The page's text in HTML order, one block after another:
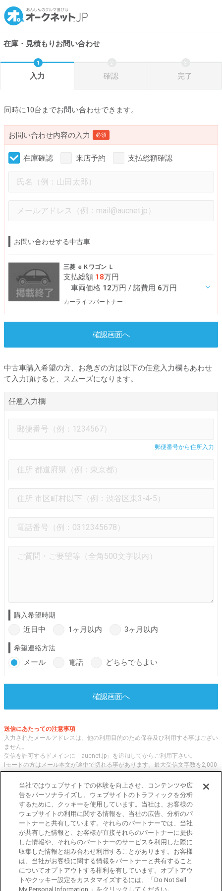
在庫・見積もりお問い合わせ
入力 確認 完了
同時に10台までお問い合わせできます。
お問い合わせ内容の入力 必須
在庫確認 来店予約 支払総額確認
お問い合わせする中古車
三菱 ｅＫワゴン Ｌ
支払総額 18万円
車両価格 12万円 / 諸費用 6万円
カーライフパートナー
確認画面へ
中古車購入希望の方、お急ぎの方は以下の任意入力欄もあわせ
て入力頂けると、スムーズになります。
任意入力欄
郵便番号から住所入力
購入希望時期
近日中 1ヶ月以内 3ヶ月以内
希望連絡方法
メール 電話 どちらでもよい
確認画面へ
送信にあたっての注意事項
入力されたメールアドレスは、他の利用目的のため保存及び利用する事はござい
ません。
受信を許可するドメインに「aucnet.jp」を追加してからご利用下さい。
iモードの方はメール本文が途中で切れる事があります。最大受信文字数を2,000
文字へ変更してご利用ください
オークネット.jpでは、全国の中古車について、 「評価点と星の数」の情報をも
とに、信頼性の高い中古車情報を提供しています。
車種・エリア・走行距離等の基本的な中古車の状態から、「評価点と星の数」に
よる検索、装備品等のオプション等の詳細検索等、こだわりの中古車を様々な角
度から探すことが可能です。 国内外の各メーカー・車種を多く取り揃え、皆さ
まに安心と信頼の全国の中古車についての情報をお届け致します。
東京都公安委員会許可 第301001105434号
当社ではウェブサイトでの体験を向上させ、コンテンツや広
告をパーソナライズし、ウェブサイトのトラフィックを分析
するために、クッキーを使用しています。当社は、お客様の
ウェブサイトの利用に関する情報を、当社の広告、分析のパ
ートナーと共有しています。それらのパートナーでは、当社
が共有した情報と、お客様が直接それらのパートナーに提供
した情報や、それらのパートナーのサービスを利用した際に
収集した情報と組み合わせ利用することがあります。お客様
は、当社がお客様に関する情報をパートナーと共有すること
についてオプトアウトする権利を有しています。オプトアウ
トやクッキー設定をカスタマイズするには、「Do Not Sell
My Personal Information 」をクリックしてください。